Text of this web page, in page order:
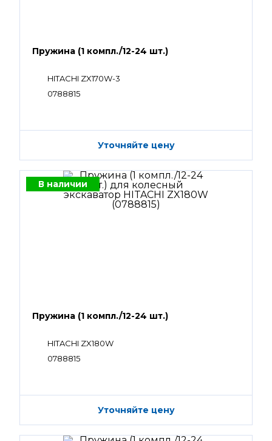
Пружина (1 компл./12-24 шт.)
HITACHI ZX170W-3
0788815
Уточняйте цену
В наличии
Пружина (1 компл./12-24 шт.)
HITACHI ZX180W
0788815
Уточняйте цену